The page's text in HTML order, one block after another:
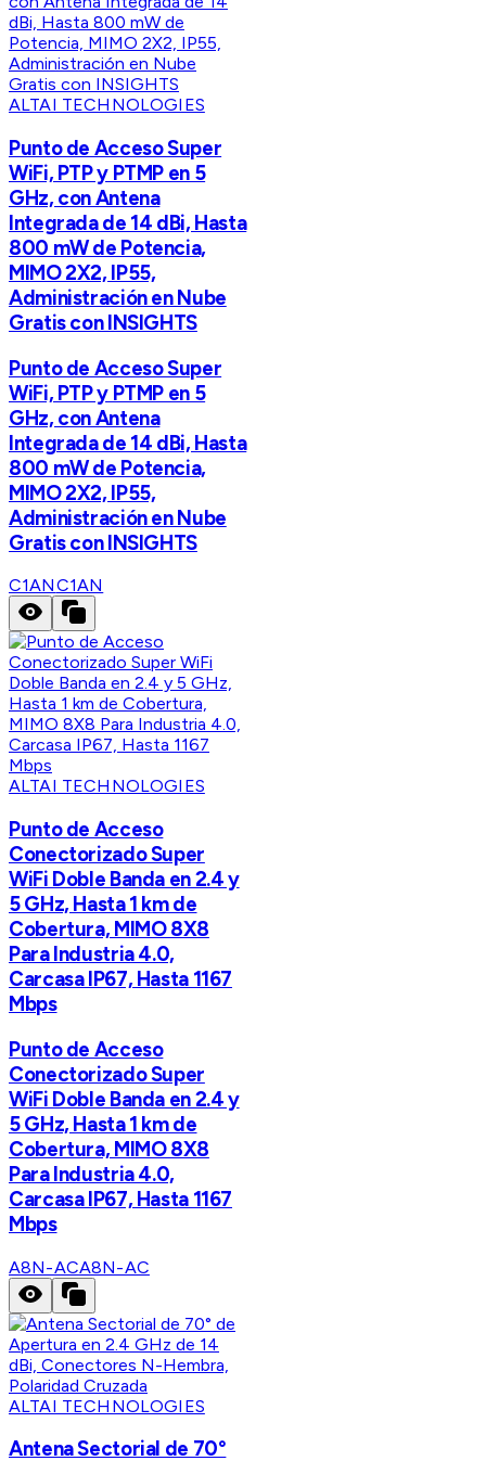
ALTAI TECHNOLOGIES
Punto de Acceso Super
WiFi, PTP y PTMP en 5
GHz, con Antena
Integrada de 14 dBi, Hasta
800 mW de Potencia,
MIMO 2X2, IP55,
Administración en Nube
Gratis con INSIGHTS
Punto de Acceso Super
WiFi, PTP y PTMP en 5
GHz, con Antena
Integrada de 14 dBi, Hasta
800 mW de Potencia,
MIMO 2X2, IP55,
Administración en Nube
Gratis con INSIGHTS
C1ANC1AN
ALTAI TECHNOLOGIES
Punto de Acceso
Conectorizado Super
WiFi Doble Banda en 2.4 y
5 GHz, Hasta 1 km de
Cobertura, MIMO 8X8
Para Industria 4.0,
Carcasa IP67, Hasta 1167
Mbps
Punto de Acceso
Conectorizado Super
WiFi Doble Banda en 2.4 y
5 GHz, Hasta 1 km de
Cobertura, MIMO 8X8
Para Industria 4.0,
Carcasa IP67, Hasta 1167
Mbps
A8N-ACA8N-AC
ALTAI TECHNOLOGIES
Antena Sectorial de 70°